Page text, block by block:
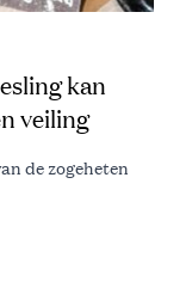
kan
veiling
de zogeheten